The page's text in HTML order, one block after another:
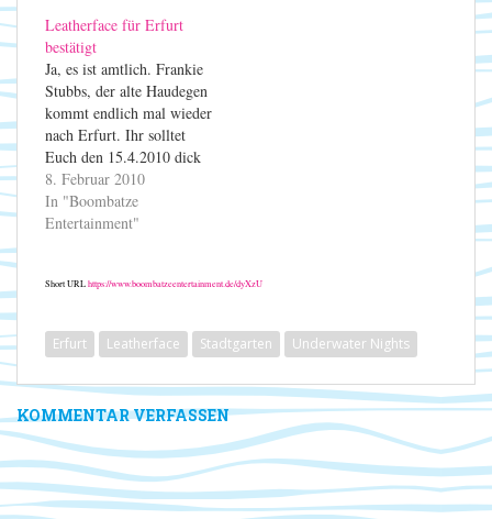
Leatherface für Erfurt
bestätigt
Ja, es ist amtlich. Frankie
Stubbs, der alte Haudegen
kommt endlich mal wieder
nach Erfurt. Ihr solltet
Euch den 15.4.2010 dick
im Kalender anstreichen,
denn da müsst ihr
unbedingt im Stadtgarten
gibt es demnächst hier, auf
Last.FM oder Facebook.
Ihr findet das…
8. Februar 2010
In "Boombatze
Entertainment"
Short URLhttps://www.boombatzeentertainment.de/dyXzU
Erfurt Leatherface Stadtgarten Underwater Nights
KOMMENTAR VERFASSEN